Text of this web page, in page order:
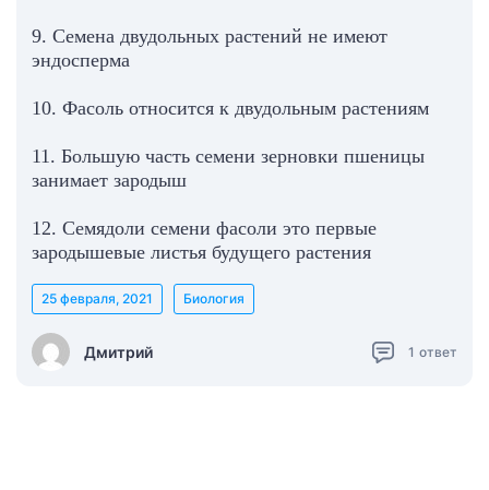
9. Семена двудольных растений не имеют
эндосперма
10. Фасоль относится к двудольным растениям
11. Большую часть семени зерновки пшеницы
занимает зародыш
12. Семядоли семени фасоли это первые
зародышевые листья будущего растения
Дмитрий
25 февраля, 2021 Биология
1 ответ